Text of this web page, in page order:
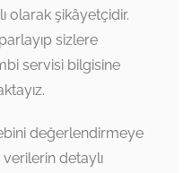
olarak şikâyetçidir.
sizlere
servisi bilgisine
değerlendirmeye
detaylı